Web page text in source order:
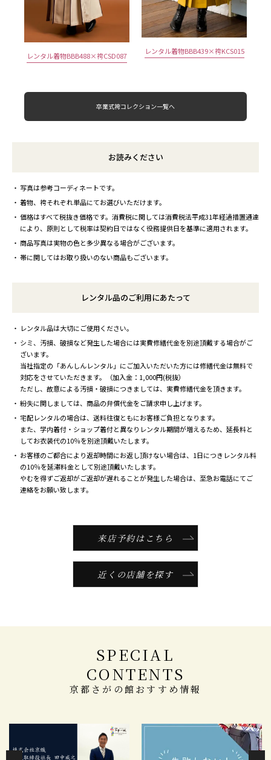
レンタル着物BBB488×袴CSD087 レンタル着物BBB439×袴KCS015
卒業式袴コレクション一覧へ
お読みください
写真は参考コーディネートです。
着物、袴それぞれ単品にてお選びいただけます。
価格はすべて税抜き価格です。消費税に関しては消費税法平成31年経過措置通達
により、原則として税率は契約日ではなく役務提供日を基準に適用されます。
商品写真は実物の色と多少異なる場合がございます。
帯に関してはお取り扱いのない商品もございます。
レンタル品のご利用にあたって
レンタル品は大切にご使用ください。
シミ、汚損、破損など発生した場合には実費修繕代金を別途頂戴する場合がご
ざいます。
当社指定の「あんしんレンタル」にご加入いただいた方には修繕代金は無料で
対応をさせていただきます。（加入金：1,000円(税抜）
ただし、故意による汚損・破損につきましては、実費修繕代金を頂きます。
紛失に関しましては、商品の弁償代金をご請求申し上げます。
宅配レンタルの場合は、送料往復ともにお客様ご負担となります。
また、学内着付・ショップ着付と異なりレンタル期間が増えるため、延長料と
してお衣装代の10％を別途頂戴いたします。
お客様のご都合により返却時間にお返し頂けない場合は、1日につきレンタル料
の10％を延滞料金として別途頂戴いたします。
やむを得ずご返却がご返却が遅れることが発生した場合は、至急お電話にてご
連絡をお願い致します。
来店予約はこちら
近くの店舗を探す
SPECIAL
CONTENTS
京都さがの館おすすめ情報